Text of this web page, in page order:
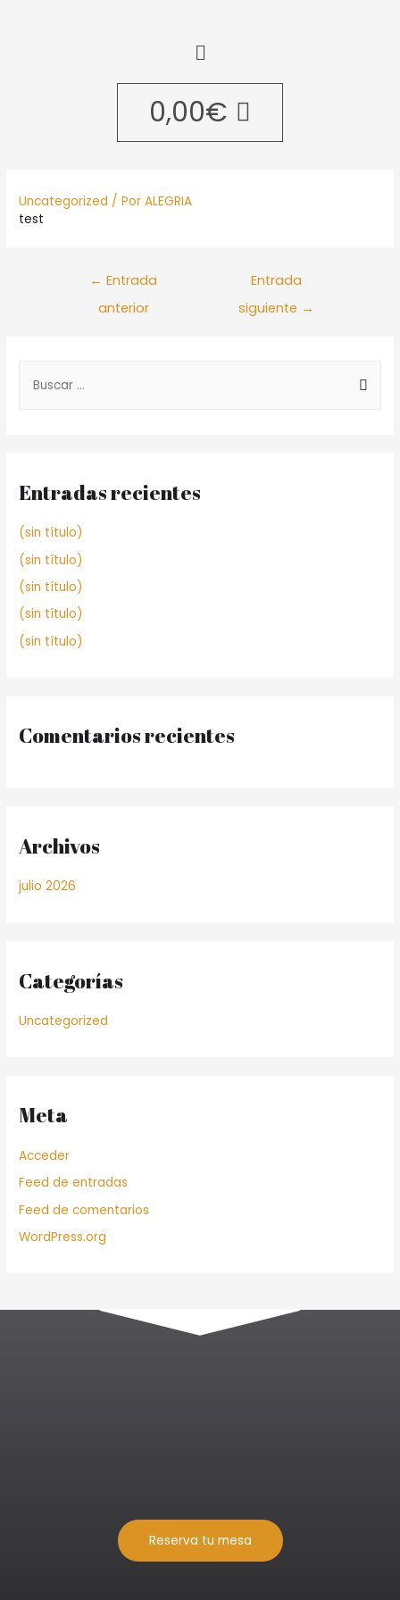
0,00€
Uncategorized / PorALEGRIA
test
← Entrada
anterior
Entrada
siguiente →
Entradas recientes
(sin título)
(sin título)
(sin título)
(sin título)
(sin título)
Comentarios recientes
Archivos
julio 2026
Categorías
Uncategorized
Meta
Acceder
Feed de entradas
Feed de comentarios
WordPress.org
Reserva tu mesa